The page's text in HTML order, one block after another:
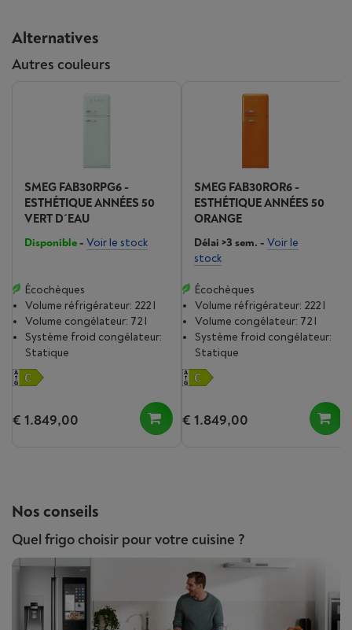
Alternatives
Autres couleurs
SMEG FAB30RPG6 -
ESTHÉTIQUE ANNÉES 50
VERT D´EAU
Disponible- Voir le stock
Écochèques
Volume réfrigérateur: 222 l
Volume congélateur: 72 l
Système froid congélateur:
Statique
€ 1.849,00
SMEG FAB30ROR6 -
ESTHÉTIQUE ANNÉES 50
ORANGE
Délai >3 sem. - Voir le
stock
Écochèques
Volume réfrigérateur: 222 l
Volume congélateur: 72 l
Système froid congélateur:
Statique
€ 1.849,00
Nos conseils
Quel frigo choisir pour votre cuisine ?